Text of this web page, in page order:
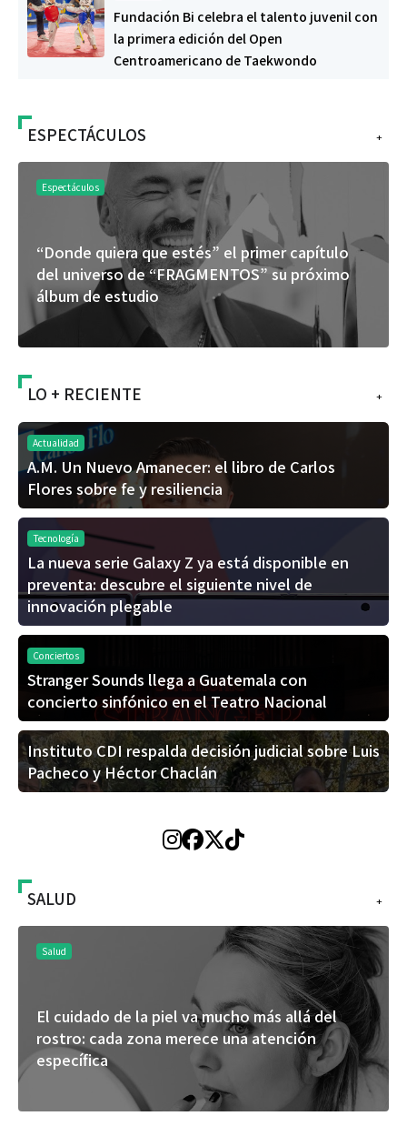
Fundación Bi celebra el talento juvenil con
la primera edición del Open
Centroamericano de Taekwondo
+
ESPECTÁCULOS
Espectáculos
“Donde quiera que estés” el primer capítulo
del universo de “FRAGMENTOS” su próximo
álbum de estudio
+
LO + RECIENTE
Actualidad
A.M. Un Nuevo Amanecer: el libro de Carlos
Flores sobre fe y resiliencia
Tecnología
La nueva serie Galaxy Z ya está disponible en
preventa: descubre el siguiente nivel de
innovación plegable
Conciertos
Stranger Sounds llega a Guatemala con
concierto sinfónico en el Teatro Nacional
Instituto CDI respalda decisión judicial sobre Luis
Pacheco y Héctor Chaclán
+
SALUD
Salud
El cuidado de la piel va mucho más allá del
rostro: cada zona merece una atención
específica